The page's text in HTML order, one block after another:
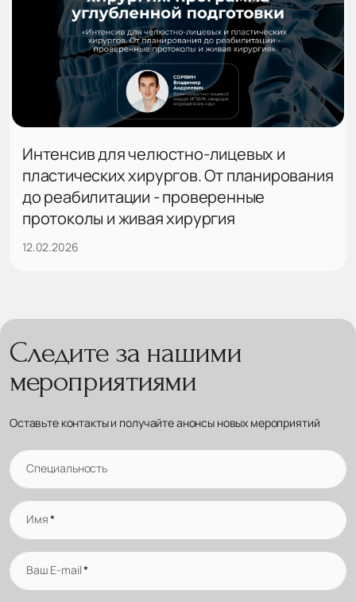
Интенсив для челюстно-лицевых и
пластических хирургов. От планирования
до реабилитации - проверенные
протоколы и живая хирургия
12.02.2026
Следите за нашими
мероприятиями
Оставьте контакты и получайте анонсы новых мероприятий
Специальность
Имя*
Ваш E-mail*